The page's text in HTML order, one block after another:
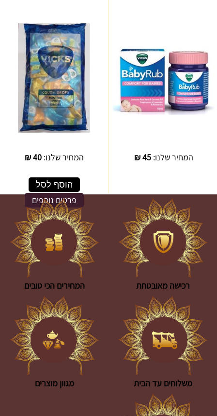
המחיר שלנו:45
₪ המחיר שלנו:40
₪
הוסף לסל
פרטים נוספים
רכישה מאובטחת המחירים הכי טובים
משלוחים עד הבית מגוון מוצרים